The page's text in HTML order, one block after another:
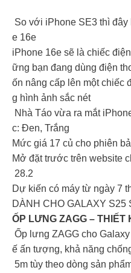
So với iPhone SE3 thì
e 16e
iPhone 16e sẽ là chiếc
ững bạn đang dùng điện
ốn nâng cấp lên một chiếc
g hình ảnh sắc nét
Nhà Táo vừa ra mắt
c: Đen, Trắng
Mức giá 17 củ cho phiên
Mở đặt trước trên website
28.2
Dự kiến có máy từ ngày 7
DÀNH CHO GALAXY S25
ỐP LƯNG ZAGG – THIẾT
Ốp lưng ZAGG cho
ế ấn tượng, khả năng
5m tùy theo dòng sản